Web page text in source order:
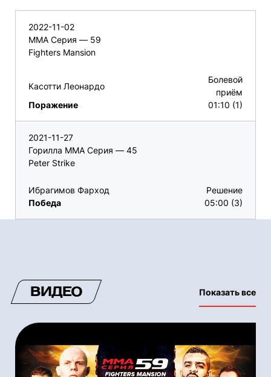
2022-11-02
ММА Серия — 59
Fighters Mansion
Касотти Леонардо
Поражение
Болевой
приём
01:10 (1)
2021-11-27
Горилла ММА Серия — 45
Peter Strike
Ибрагимов Фарход
Победа
Решение
05:00 (3)
ВИДЕО Показать все